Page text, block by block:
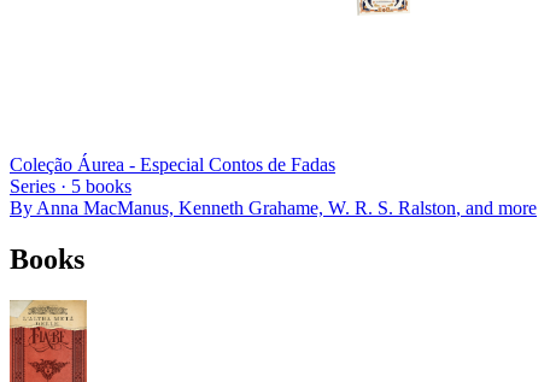
Coleção Áurea - Especial Contos de Fadas
Series · 5 books
By Anna MacManus, Kenneth Grahame, W. R. S. Ralston, and more
Books